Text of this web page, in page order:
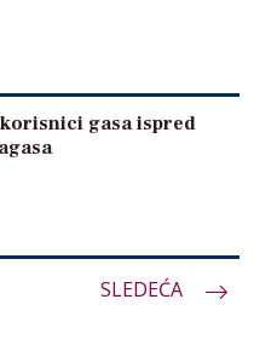
gasa ispred
SLEDEĆA